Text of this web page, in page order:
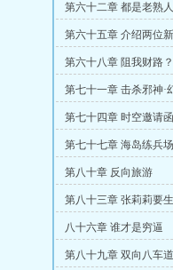
第六十二章 都是老熟人
第六十五章 介绍两位
第六十八章 阻我财路？
第七十一章 击杀邪神·
第七十四章 时空邀请函
第七十七章 海岛练兵场
第八十章 反向旅游
第八十三章 张莉莉要
八十六章 谁才是穷逼
第八十九章 双向八车道